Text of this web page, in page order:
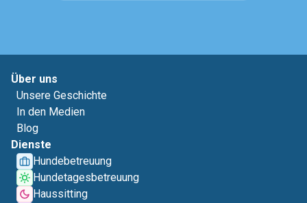
Über uns
Unsere Geschichte
In den Medien
Blog
Dienste
Hundebetreuung
Hundetagesbetreuung
Haussitting